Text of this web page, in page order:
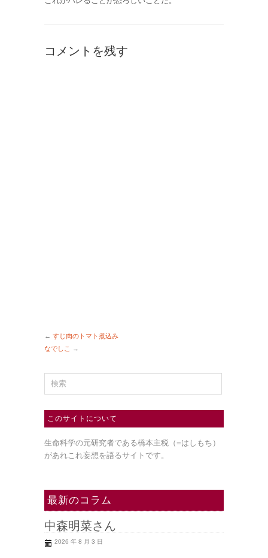
コメントを残す
← すじ肉のトマト煮込み
なでしこ
→
このサイトについて
生命科学の元研究者である橋本主税（=はしもち）
があれこれ妄想を語るサイトです。
最新のコラム
中森明菜さん
2026 年 8 月 3 日